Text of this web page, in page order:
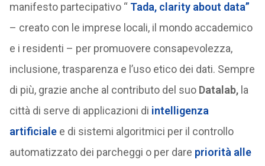
manifesto partecipativo “ Tada, clarity about data”
– creato con le imprese locali, il mondo accademico
e i residenti – per promuovere consapevolezza,
inclusione, trasparenza e l’uso etico dei dati. Sempre
di più, grazie anche al contributo del suo Datalab,la
città di serve di applicazioni di intelligenza
artificialee di sistemi algoritmici per il controllo
automatizzato dei parcheggi o per dare priorità alle